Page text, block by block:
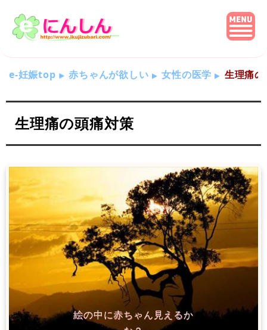
e-妊娠top 赤ちゃんが欲しい 女性の医学 生理痛
生理痛の頭痛対策